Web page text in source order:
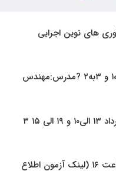
های نوین اجرایی
?صلاحیت ارتقائ : عمران، معماری ۲به۱ و ۳به۲ ?مدرس:مهندس
تاریخ برگزاری: ۱مرداد ۱۹ الی ۱۵ ۲ مرداد ۱۳ الی۱۰ و ۱۹ الی ۱۵ ۳
?تاریخ آزمون غیرحضوری: ۱۲ مرداد ساعت ۱۶ (لینک آزمون اطلاع